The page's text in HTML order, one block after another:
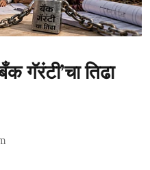
गॅरंटी’चा तिढा